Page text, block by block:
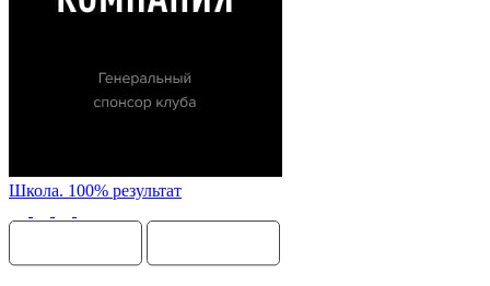
Школа. 100% результат